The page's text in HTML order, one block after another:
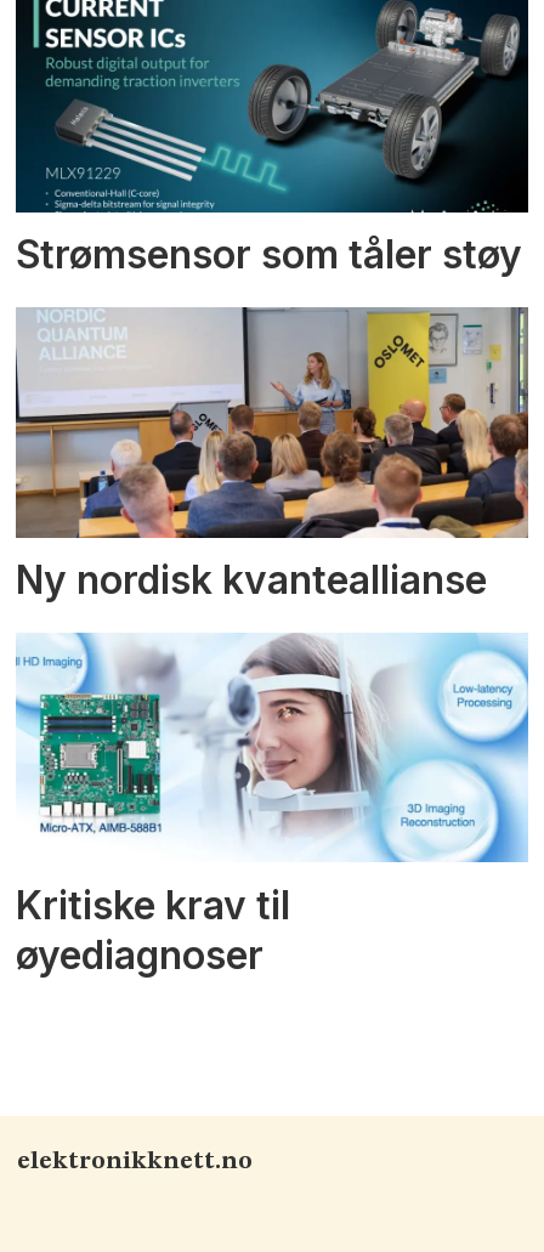
Strømsensor som tåler støy
Ny nordisk kvanteallianse
Kritiske krav til
øyediagnoser
elektronikknett.no